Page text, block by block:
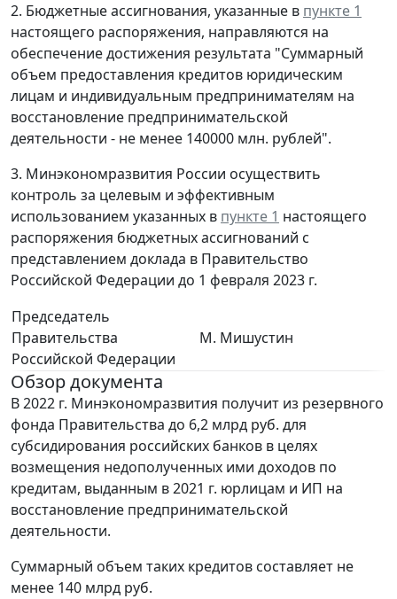
2. Бюджетные ассигнования, указанные в пункте 1
настоящего распоряжения, направляются на
обеспечение достижения результата "Суммарный
объем предоставления кредитов юридическим
лицам и индивидуальным предпринимателям на
восстановление предпринимательской
деятельности - не менее 140000 млн. рублей".
3. Минэкономразвития России осуществить
контроль за целевым и эффективным
использованием указанных в пункте 1 настоящего
распоряжения бюджетных ассигнований с
представлением доклада в Правительство
Российской Федерации до 1 февраля 2023 г.
Председатель
Правительства
Российской Федерации
М. Мишустин
Обзор документа
В 2022 г. Минэкономразвития получит из резервного
фонда Правительства до 6,2 млрд руб. для
субсидирования российских банков в целях
возмещения недополученных ими доходов по
кредитам, выданным в 2021 г. юрлицам и ИП на
восстановление предпринимательской
деятельности.
Суммарный объем таких кредитов составляет не
менее 140 млрд руб.